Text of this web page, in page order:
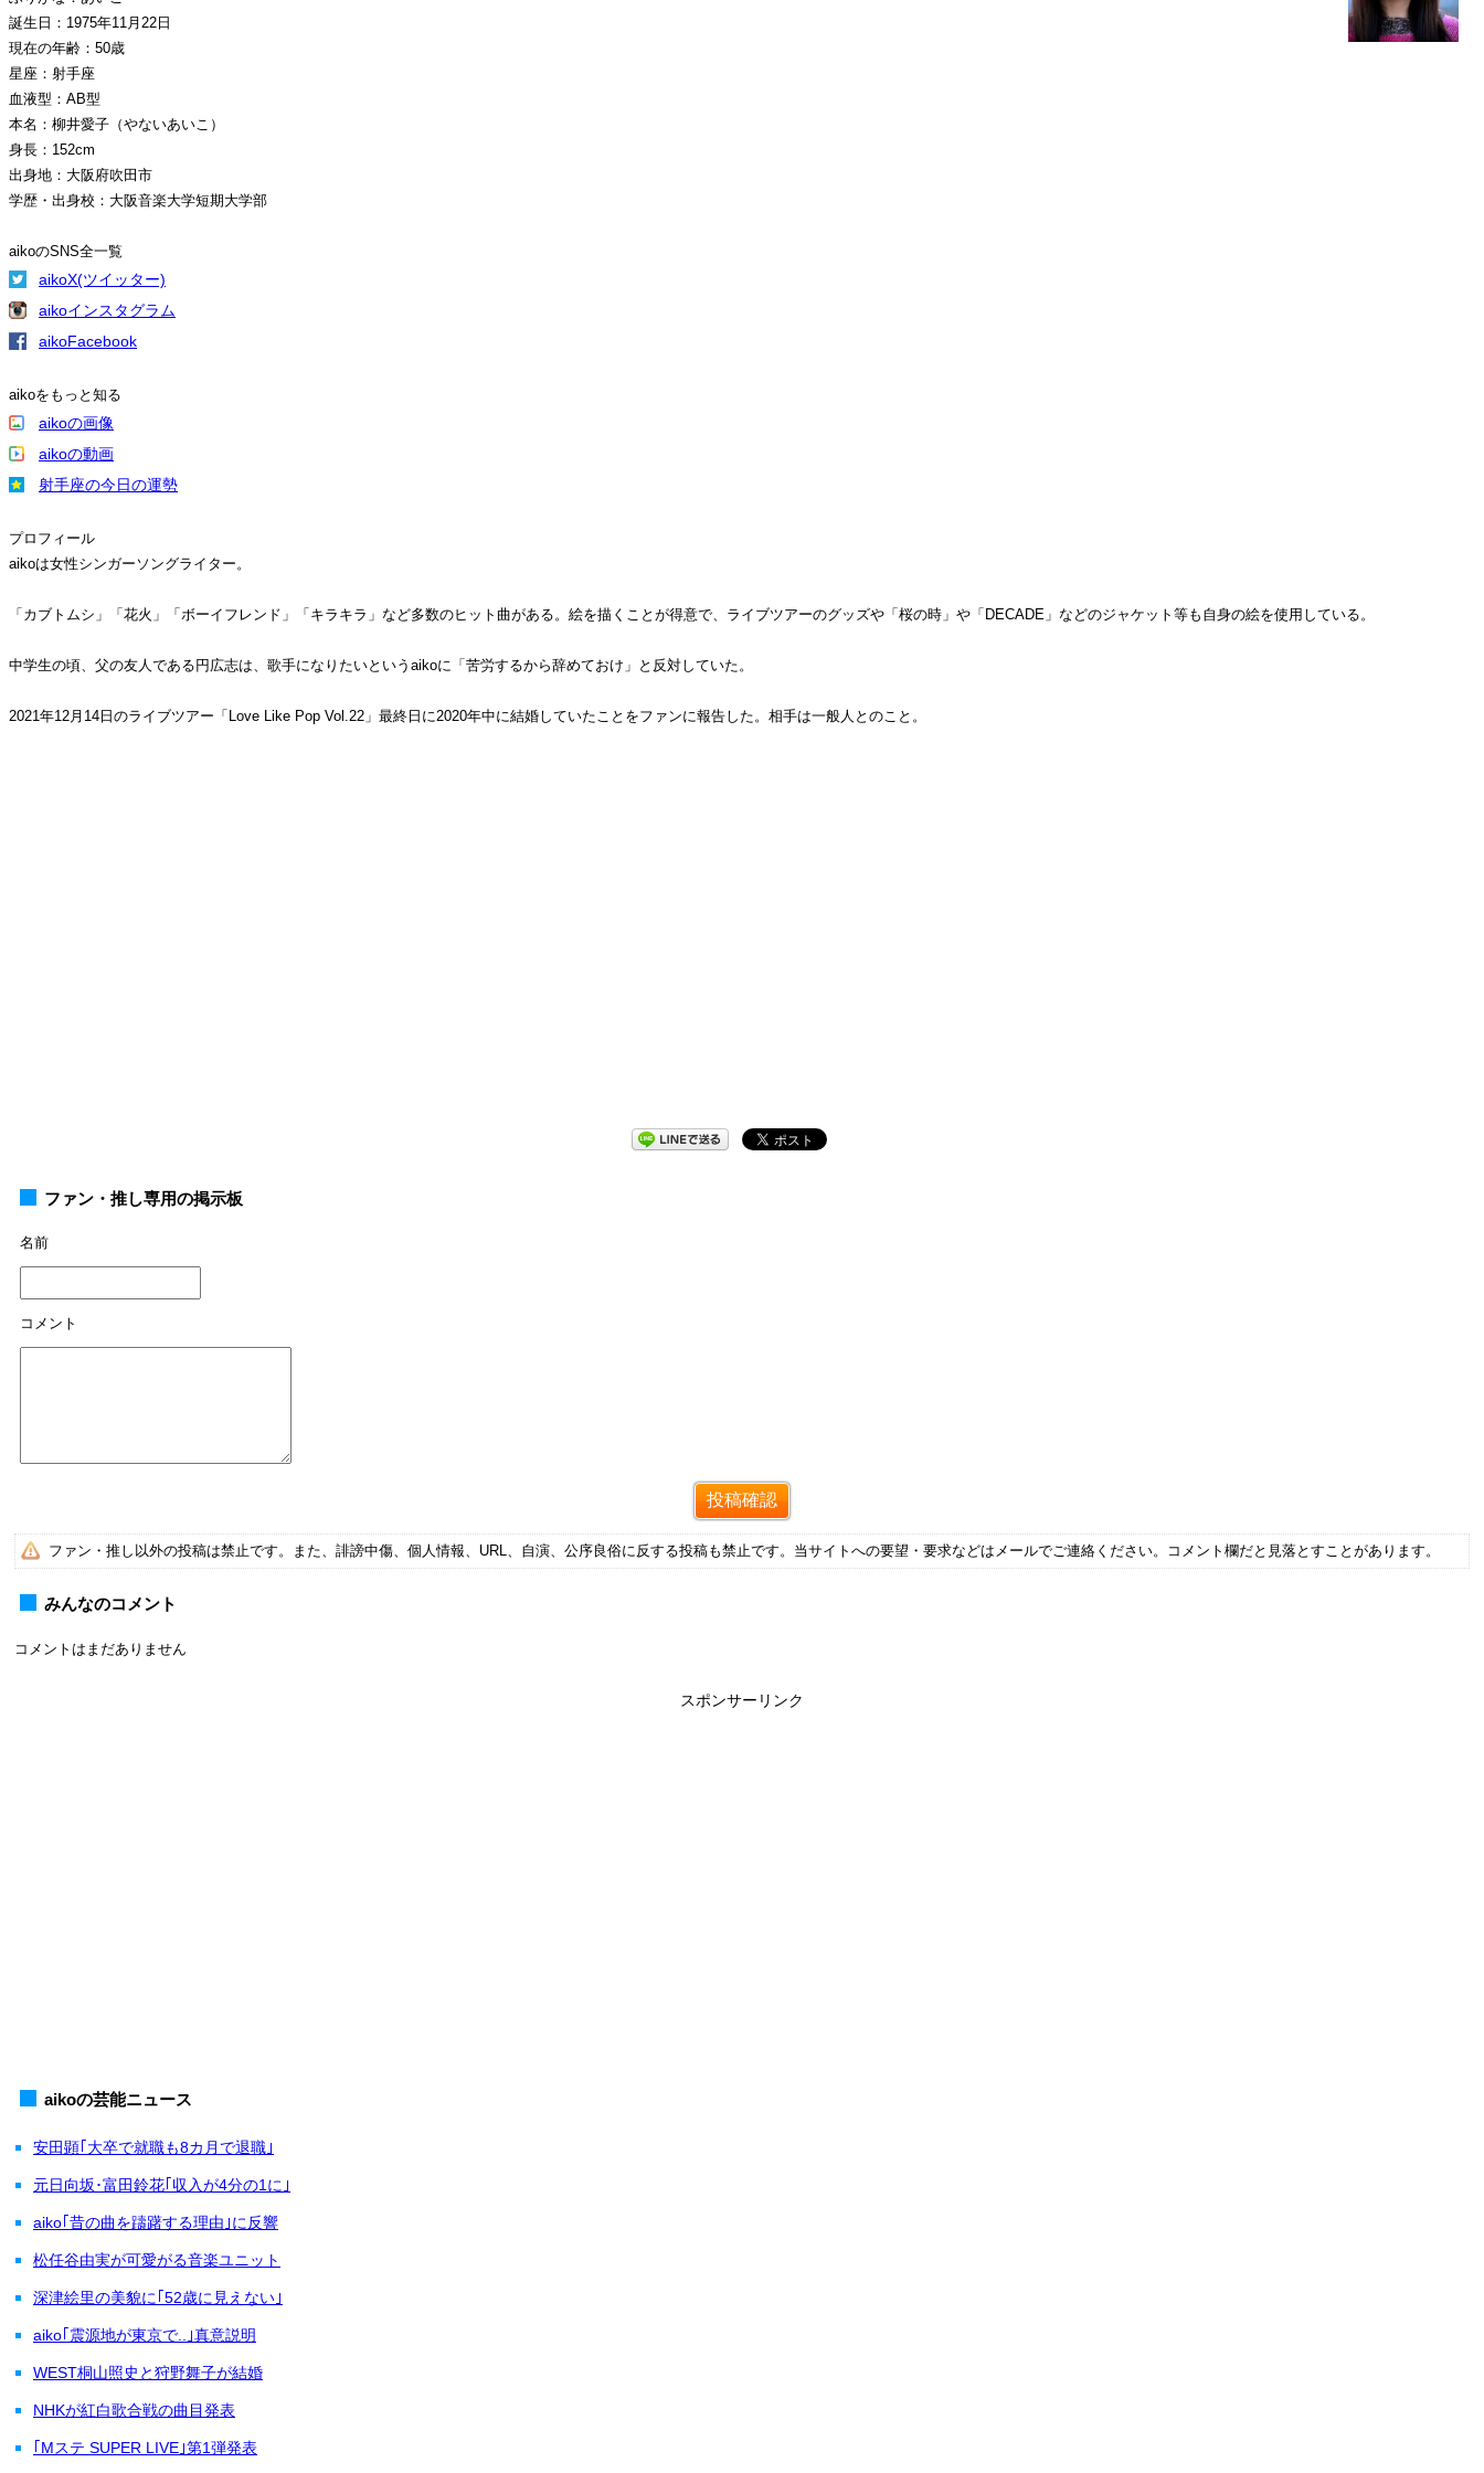
誕生日：1975年11月22日
現在の年齢：50歳
星座：射手座
血液型：AB型
本名：柳井愛子（やないあいこ）
身長：152cm
出身地：大阪府吹田市
学歴・出身校：大阪音楽大学短期大学部
aikoのSNS全一覧
aikoX(ツイッター)
aikoインスタグラム
aikoFacebook
aikoをもっと知る
aikoの画像
aikoの動画
射手座の今日の運勢
プロフィール
aikoは女性シンガーソングライター。
「カブトムシ」「花火」「ボーイフレンド」「キラキラ」など多数のヒット曲がある。絵を描くことが得意で、ライブツアーのグッズや「桜の時」や「DECADE」などのジャケット等も自身の絵を使用している。
中学生の頃、父の友人である円広志は、歌手になりたいというaikoに「苦労するから辞めておけ」と反対していた。
2021年12月14日のライブツアー「Love Like Pop Vol.22」最終日に2020年中に結婚していたことをファンに報告した。相手は一般人とのこと。
ファン・推し専用の掲示板
名前
コメント
ファン・推し以外の投稿は禁止です。また、誹謗中傷、個人情報、URL、自演、公序良俗に反する投稿も禁止です。当サイトへの要望・要求などはメールでご連絡ください。コメント欄だと見落とすことがあります。
みんなのコメント
コメントはまだありません
スポンサーリンク
aikoの芸能ニュース
安田顕｢大卒で就職も8カ月で退職｣
元日向坂･富田鈴花｢収入が4分の1に｣
aiko｢昔の曲を躊躇する理由｣に反響
松任谷由実が可愛がる音楽ユニット
深津絵里の美貌に｢52歳に見えない｣
aiko｢震源地が東京で..｣真意説明
WEST桐山照史と狩野舞子が結婚
NHKが紅白歌合戦の曲目発表
｢Mステ SUPER LIVE｣第1弾発表